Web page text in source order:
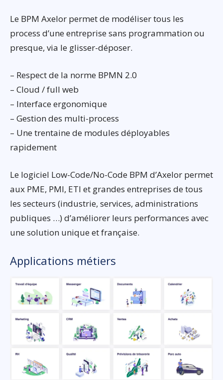
Le BPM Axelor permet de modéliser tous les
process d’une entreprise sans programmation ou
presque, via le glisser-déposer.
– Respect de la norme BPMN 2.0
– Cloud / full web
– Interface ergonomique
– Gestion des multi-process
– Une trentaine de modules déployables
rapidement
Le logiciel Low-Code/No-Code BPM d’Axelor permet
aux PME, PMI, ETI et grandes entreprises de tous
les secteurs (industrie, services, administrations
publiques …) d’améliorer leurs performances avec
une solution unique et française.
Applications métiers